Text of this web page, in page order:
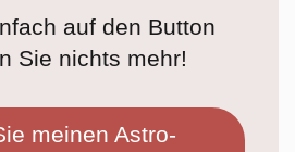
auf den Button
Sie nichts mehr!
meinen Astro-